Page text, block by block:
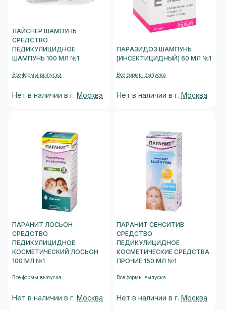
ЛАЙСНЕР ШАМПУНЬ
СРЕДСТВО
ПЕДИКУЛИЦИДНОЕ
ШАМПУНЬ 100 МЛ №1
Все формы выпуска
Нет в наличии в г. Москва
ПАРАЗИДОЗ ШАМПУНЬ
[ИНСЕКТИЦИДНЫЙ] 60 МЛ №1
Все формы выпуска
Нет в наличии в г. Москва
ПАРАНИТ ЛОСЬОН
СРЕДСТВО
ПЕДИКУЛИЦИДНОЕ
КОСМЕТИЧЕСКИЙ ЛОСЬОН
100 МЛ №1
Все формы выпуска
Нет в наличии в г. Москва
ПАРАНИТ СЕНСИТИВ
СРЕДСТВО
ПЕДИКУЛИЦИДНОЕ
КОСМЕТИЧЕСКИЕ СРЕДСТВА
ПРОЧИЕ 150 МЛ №1
Все формы выпуска
Нет в наличии в г. Москва